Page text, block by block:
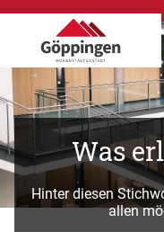
Was
Hinter diesen
allen